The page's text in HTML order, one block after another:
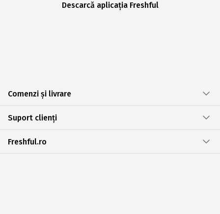
Descarcă aplicația Freshful
Comenzi și livrare
Suport clienți
Freshful.ro